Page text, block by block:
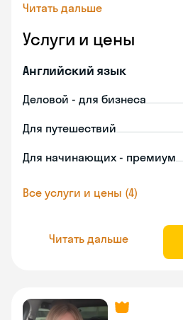
Читать дальше
Услуги и цены
Английский язык
Деловой - для бизнеса
Для путешествий
Для начинающих - премиум
Все услуги и цены (4)
Читать дальше